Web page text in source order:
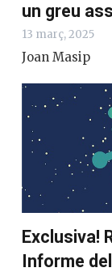
un greu
13 març, 2025
Joan Masip
Exclusiva!
Informe